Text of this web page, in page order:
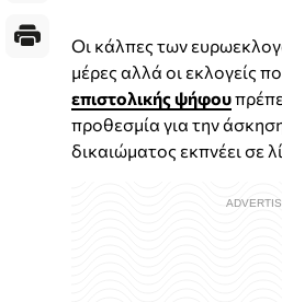
Οι κάλπες των
μέρες αλλά οι εκλογείς
επιστολικής ψήφου
προθεσμία για την
δικαιώματος εκπνέει σε